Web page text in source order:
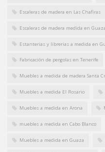
Escaleras de madera en Las Chafiras
Escaleras de madera medida en Guaza
Estanterias y librerias a medida en
Fabricación de pergolas en Tenerife
Muebles a medida de madera Santa
Muebles a medida El Rosario
Muebles a medida en Arona
muebles a medida en Cabo Blanco
Muebles a medida en Guaza